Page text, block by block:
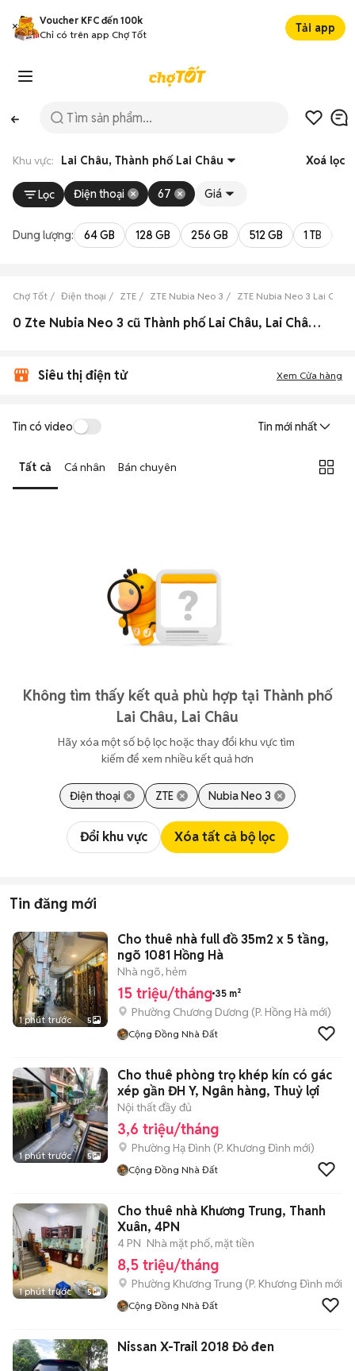
Voucher KFC đến 100k
Chỉ có trên app Chợ Tốt
Tải app
Khu vực: Lai Châu, Thành phố Lai Châu Xoá lọc
Lọc Điện thoại 67 Giá
Dung lượng: 64 GB 128 GB 256 GB 512 GB 1 TB
Chợ Tốt Điện thoại ZTE ZTE Nubia Neo 3 ZTE Nubia Neo 3 Lai Châu
0 Zte Nubia Neo 3 cũ Thành phố Lai Châu, Lai Châu đẹp
Siêu thị điện tử Xem Cửa hàng
Tin có video Tin mới nhất
Tất cả Cá nhân Bán chuyên
Không tìm thấy kết quả phù hợp tại Thành phố
Lai Châu, Lai Châu
Hãy xóa một số bộ lọc hoặc thay đổi khu vực tìm
kiếm để xem nhiều kết quả hơn
Điện thoại ZTE Nubia Neo 3
Đổi khu vực Xóa tất cả bộ lọc
Tin đăng mới
1 phút trước 5
Cho thuê nhà full đồ 35m2 x 5 tầng,
ngõ 1081 Hồng Hà
Nhà ngõ, hẻm
15 triệu/tháng 35 m²
Phường Chương Dương (P. Hồng Hà mới)
Cộng Đồng Nhà Đất
1 phút trước 5
Cho thuê phòng trọ khép kín có gác
xép gần ĐH Y, Ngân hàng, Thuỷ lợi
Nội thất đầy đủ
3,6 triệu/tháng
Phường Hạ Đình (P. Khương Đình mới)
Cộng Đồng Nhà Đất
1 phút trước 5
Cho thuê nhà Khương Trung, Thanh
Xuân, 4PN
4 PN Nhà mặt phố, mặt tiền
8,5 triệu/tháng
Phường Khương Trung (P. Khương Đình mới)
Cộng Đồng Nhà Đất
Nissan X-Trail 2018 Đỏ đen